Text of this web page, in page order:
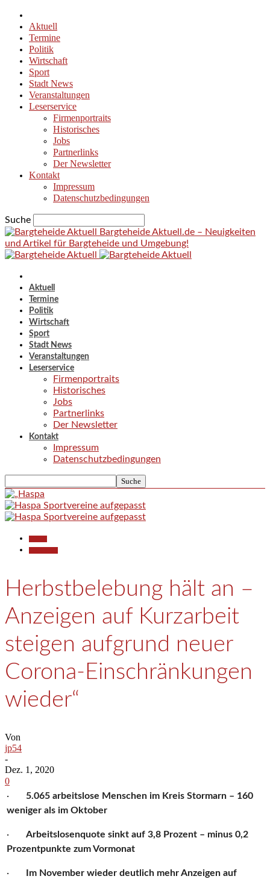
Aktuell
Termine
Politik
Wirtschaft
Sport
Stadt News
Veranstaltungen
Leserservice
Firmenportraits
Historisches
Jobs
Partnerlinks
Der Newsletter
Kontakt
Impressum
Datenschutzbedingungen
Suche
Bargteheide Aktuell.de – Neuigkeiten
und Artikel für Bargteheide und Umgebung!
Aktuell
Termine
Politik
Wirtschaft
Sport
Stadt News
Veranstaltungen
Leserservice
Firmenportraits
Historisches
Jobs
Partnerlinks
Der Newsletter
Kontakt
Impressum
Datenschutzbedingungen
Herbstbelebung hält an –
Anzeigen auf Kurzarbeit
steigen aufgrund neuer
Corona-Einschränkungen
wieder“
Von
jp54
-
Dez. 1, 2020
0
· 5.065 arbeitslose Menschen im Kreis Stormarn – 160
weniger als im Oktober
· Arbeitslosenquote sinkt auf 3,8 Prozent – minus 0,2
Prozentpunkte zum Vormonat
·
Im November wieder deutlich mehr Anzeigen auf